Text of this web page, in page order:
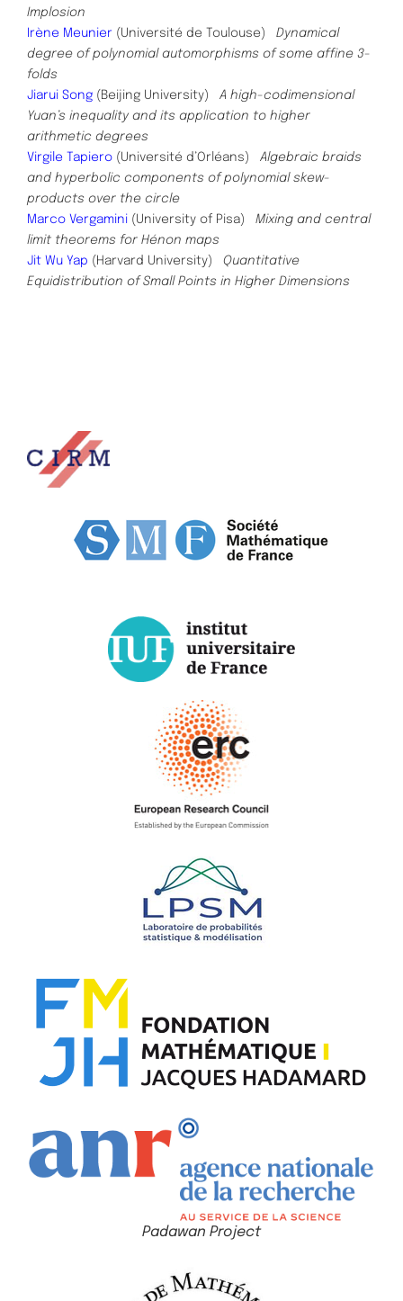
Implosion
Irène Meunier (Université de Toulouse) Dynamical
degree of polynomial automorphisms of some affine 3-
folds
Jiarui Song (Beijing University) A high-codimensional
Yuan’s inequality and its application to higher
arithmetic degrees
Virgile Tapiero (Université d’Orléans)
Algebraic braids
and hyperbolic components of polynomial skew-
products over the circle
Marco Vergamini (University of Pisa) Mixing and central
limit theorems for Hénon maps
Jit Wu Yap (Harvard University)
Quantitative
Equidistribution of Small Points in Higher Dimensions
Padawan Project